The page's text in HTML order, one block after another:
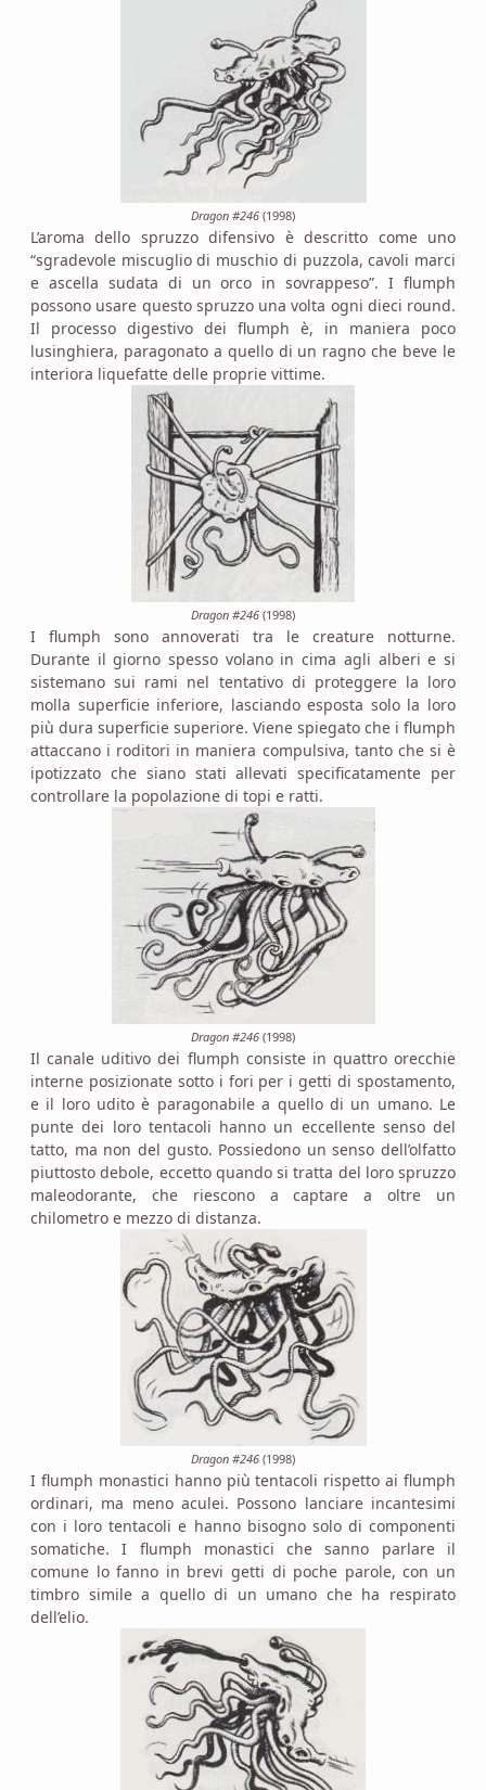
Dragon #246 (1998)
L’aroma dello spruzzo difensivo è descritto come uno
“sgradevole miscuglio di muschio di puzzola, cavoli marci
e ascella sudata di un orco in sovrappeso”. I flumph
possono usare questo spruzzo una volta ogni dieci round.
Il processo digestivo dei flumph è, in maniera poco
lusinghiera, paragonato a quello di un ragno che beve le
interiora liquefatte delle proprie vittime.
Dragon #246 (1998)
I flumph sono annoverati tra le creature notturne.
Durante il giorno spesso volano in cima agli alberi e si
sistemano sui rami nel tentativo di proteggere la loro
molla superficie inferiore, lasciando esposta solo la loro
più dura superficie superiore. Viene spiegato che i flumph
attaccano i roditori in maniera compulsiva, tanto che si è
ipotizzato che siano stati allevati specificatamente per
controllare la popolazione di topi e ratti.
Dragon #246 (1998)
Il canale uditivo dei flumph consiste in quattro orecchie
interne posizionate sotto i fori per i getti di spostamento,
e il loro udito è paragonabile a quello di un umano. Le
punte dei loro tentacoli hanno un eccellente senso del
tatto, ma non del gusto. Possiedono un senso dell’olfatto
piuttosto debole, eccetto quando si tratta del loro spruzzo
maleodorante, che riescono a captare a oltre un
chilometro e mezzo di distanza.
Dragon #246 (1998)
I flumph monastici hanno più tentacoli rispetto ai flumph
ordinari, ma meno aculei. Possono lanciare incantesimi
con i loro tentacoli e hanno bisogno solo di componenti
somatiche. I flumph monastici che sanno parlare il
comune lo fanno in brevi getti di poche parole, con un
timbro simile a quello di un umano che ha respirato
dell’elio.